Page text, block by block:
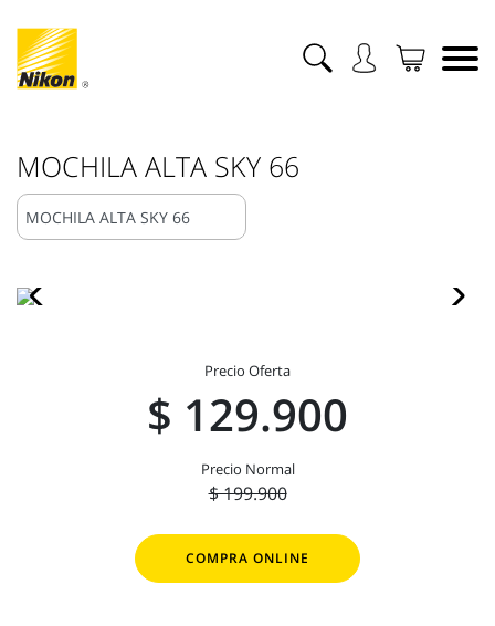
MOCHILA ALTA SKY 66
Precio Oferta
$ 129.900
Precio Normal
$ 199.900
COMPRA ONLINE